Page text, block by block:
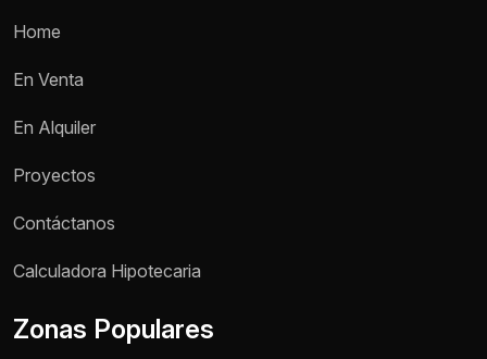
Teléfono / WhatsApp *
Home
En Venta
En Alquiler
Proyectos
Contáctanos
Calculadora Hipotecaria
Zonas Populares